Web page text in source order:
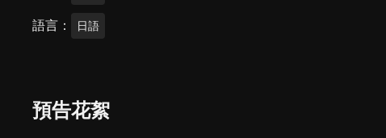
語言 日語
預告花絮